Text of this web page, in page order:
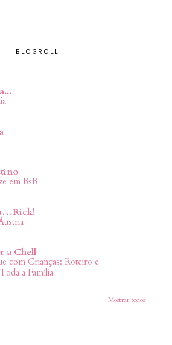
BLOGROLL
em BsB
a Chell
com Crianças: Roteiro e
a Família
Mostrar todos